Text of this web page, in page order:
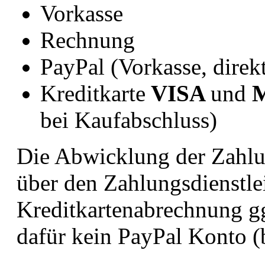
Vorkasse
Rechnung
PayPal (Vorkasse,
Kreditkarte VISAund
bei Kaufabschluss)
Die Abwicklung der
über den
Kreditkartenabrechnung
dafür kein PayPal Konto